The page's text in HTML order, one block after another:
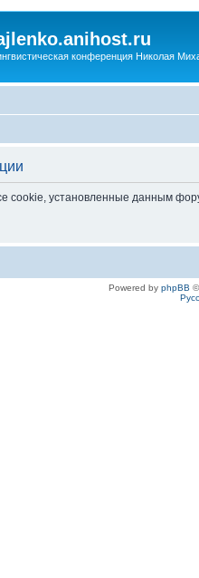
конференция Николая
cookie, установленные данным
Powered by phpBB